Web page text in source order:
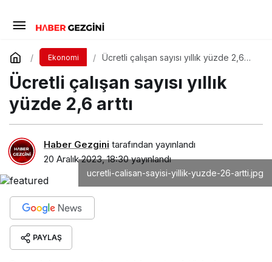
Ekonomi
Ücretli çalışan sayısı yıllık yüzde 2,6
Ücretli çalışan sayısı yıllık
yüzde 2,6 arttı
Haber Gezgini tarafından yayınlandı
20 Aralık 2023, 18:30yayınlandı
ucretli-calisan-sayisi-yillik-yuzde-26-artti.jpg
PAYLAŞ